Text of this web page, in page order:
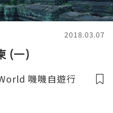
2018.03.07
(一)
嘰嘰自遊行